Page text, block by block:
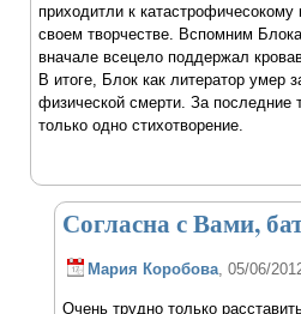
приходитли к катастрофичесокому
своем творчестве. Вспомним
вначале всецело поддержал
В итоге, Блок как литератор умер
физической смерти. За последние
только одно стихотворение.
Согласна с Вами,
Мария Коробова , 05/06/
Очень трудно только